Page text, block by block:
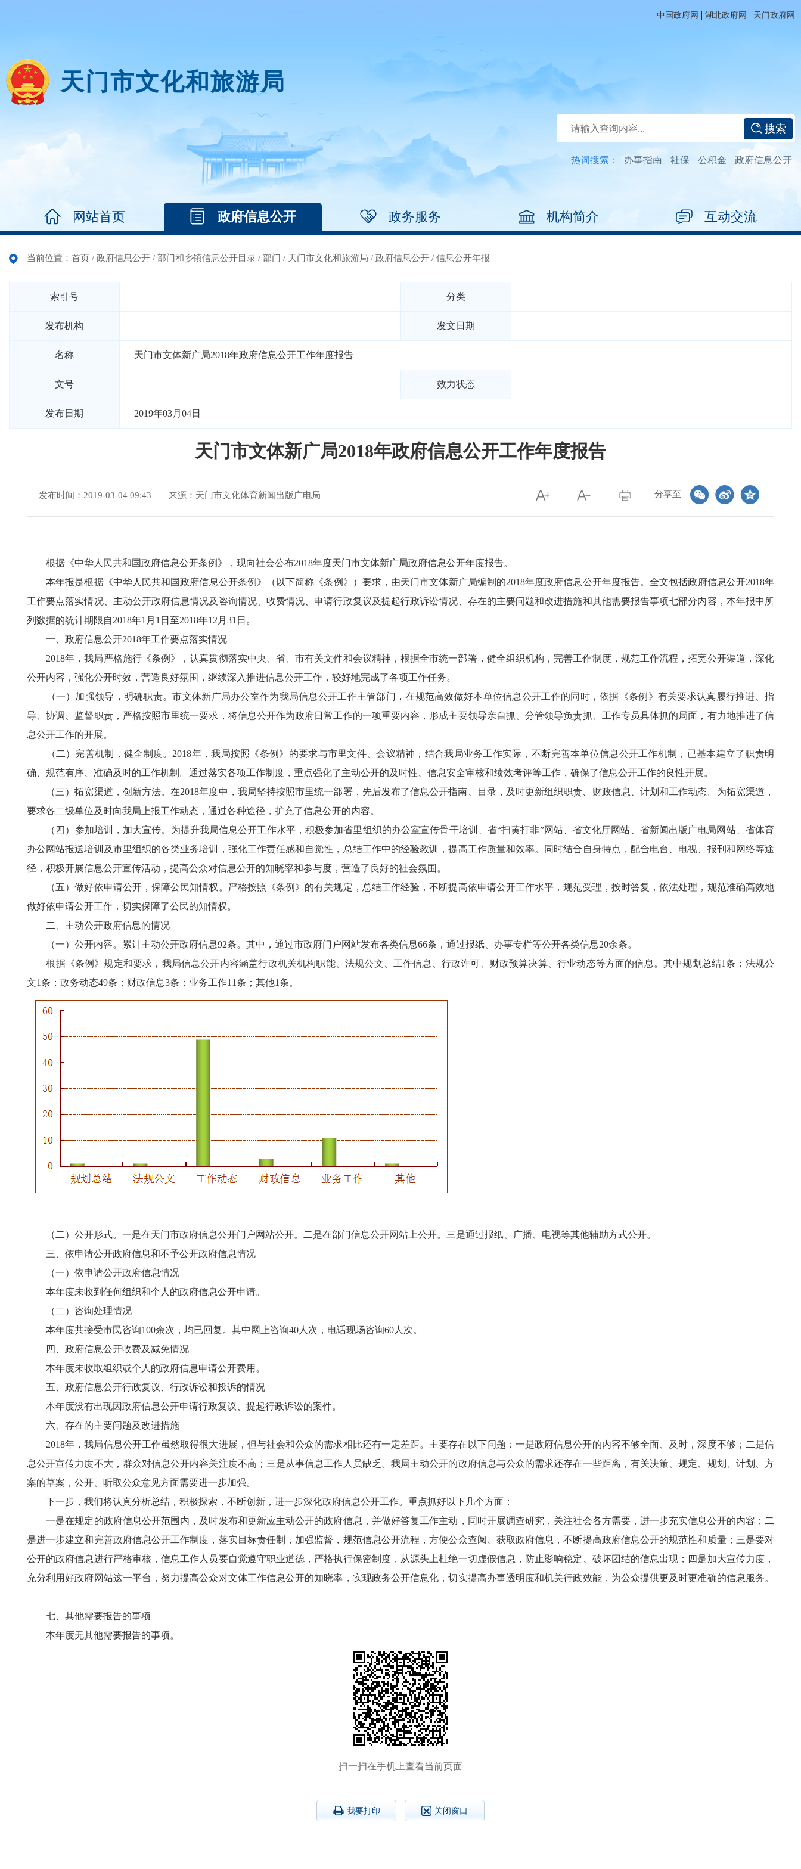
中国政府网 | 湖北政府网 | 天门政府网
天门市文化和旅游局
搜索
热词搜索： 办事指南 社保 公积金 政府信息公开
网站首页 政府信息公开 政务服务 机构简介 互动交流
当前位置： 首页 / 政府信息公开 / 部门和乡镇信息公开目录 / 部门 / 天门市文化和旅游局 / 政府信息公开 / 信息公开年报
索引号 分类
发布机构 发文日期
名称 天门市文体新广局2018年政府信息公开工作年度报告
文号 效力状态
发布日期 2019年03月04日
天门市文体新广局2018年政府信息公开工作年度报告
分享至
发布时间：2019-03-04 09:43 来源：天门市文化体育新闻出版广电局
根据《中华人民共和国政府信息公开条例》，现向社会公布2018年度天门市文体新广局政府信息公开年度报告。
本年报是根据《中华人民共和国政府信息公开条例》（以下简称《条例》）要求，由天门市文体新广局编制的2018年度政府信息公开年度报告。全文包括政府信息公开2018年
工作要点落实情况、主动公开政府信息情况及咨询情况、收费情况、申请行政复议及提起行政诉讼情况、存在的主要问题和改进措施和其他需要报告事项七部分内容，本年报中所
列数据的统计期限自2018年1月1日至2018年12月31日。
一、政府信息公开2018年工作要点落实情况
2018年，我局严格施行《条例》，认真贯彻落实中央、省、市有关文件和会议精神，根据全市统一部署，健全组织机构，完善工作制度，规范工作流程，拓宽公开渠道，深化
公开内容，强化公开时效，营造良好氛围，继续深入推进信息公开工作，较好地完成了各项工作任务。
（一）加强领导，明确职责。市文体新广局办公室作为我局信息公开工作主管部门，在规范高效做好本单位信息公开工作的同时，依据《条例》有关要求认真履行推进、指
导、协调、监督职责，严格按照市里统一要求，将信息公开作为政府日常工作的一项重要内容，形成主要领导亲自抓、分管领导负责抓、工作专员具体抓的局面，有力地推进了信
息公开工作的开展。
（二）完善机制，健全制度。2018年，我局按照《条例》的要求与市里文件、会议精神，结合我局业务工作实际，不断完善本单位信息公开工作机制，已基本建立了职责明
确、规范有序、准确及时的工作机制。通过落实各项工作制度，重点强化了主动公开的及时性、信息安全审核和绩效考评等工作，确保了信息公开工作的良性开展。
（三）拓宽渠道，创新方法。在2018年度中，我局坚持按照市里统一部署，先后发布了信息公开指南、目录，及时更新组织职责、财政信息、计划和工作动态。为拓宽渠道，
要求各二级单位及时向我局上报工作动态，通过各种途径，扩充了信息公开的内容。
（四）参加培训，加大宣传。为提升我局信息公开工作水平，积极参加省里组织的办公室宣传骨干培训、省“扫黄打非”网站、省文化厅网站、省新闻出版广电局网站、省体育
办公网站报送培训及市里组织的各类业务培训，强化工作责任感和自觉性，总结工作中的经验教训，提高工作质量和效率。同时结合自身特点，配合电台、电视、报刊和网络等途
径，积极开展信息公开宣传活动，提高公众对信息公开的知晓率和参与度，营造了良好的社会氛围。
（五）做好依申请公开，保障公民知情权。严格按照《条例》的有关规定，总结工作经验，不断提高依申请公开工作水平，规范受理，按时答复，依法处理，规范准确高效地
做好依申请公开工作，切实保障了公民的知情权。
二、主动公开政府信息的情况
（一）公开内容。累计主动公开政府信息92条。其中，通过市政府门户网站发布各类信息66条，通过报纸、办事专栏等公开各类信息20余条。
根据《条例》规定和要求，我局信息公开内容涵盖行政机关机构职能、法规公文、工作信息、行政许可、财政预算决算、行业动态等方面的信息。其中规划总结1条；法规公
文1条；政务动态49条；财政信息3条；业务工作11条；其他1条。
（二）公开形式。一是在天门市政府信息公开门户网站公开。二是在部门信息公开网站上公开。三是通过报纸、广播、电视等其他辅助方式公开。
三、依申请公开政府信息和不予公开政府信息情况
（一）依申请公开政府信息情况
本年度未收到任何组织和个人的政府信息公开申请。
（二）咨询处理情况
本年度共接受市民咨询100余次，均已回复。其中网上咨询40人次，电话现场咨询60人次。
四、政府信息公开收费及减免情况
本年度未收取组织或个人的政府信息申请公开费用。
五、政府信息公开行政复议、行政诉讼和投诉的情况
本年度没有出现因政府信息公开申请行政复议、提起行政诉讼的案件。
六、存在的主要问题及改进措施
2018年，我局信息公开工作虽然取得很大进展，但与社会和公众的需求相比还有一定差距。主要存在以下问题：一是政府信息公开的内容不够全面、及时，深度不够；二是信
息公开宣传力度不大，群众对信息公开内容关注度不高；三是从事信息工作人员缺乏。我局主动公开的政府信息与公众的需求还存在一些距离，有关决策、规定、规划、计划、方
案的草案，公开、听取公众意见方面需要进一步加强。
下一步，我们将认真分析总结，积极探索，不断创新，进一步深化政府信息公开工作。重点抓好以下几个方面：
一是在规定的政府信息公开范围内，及时发布和更新应主动公开的政府信息，并做好答复工作主动，同时开展调查研究，关注社会各方需要，进一步充实信息公开的内容；二
是进一步建立和完善政府信息公开工作制度，落实目标责任制，加强监督，规范信息公开流程，方便公众查阅、获取政府信息，不断提高政府信息公开的规范性和质量；三是要对
公开的政府信息进行严格审核，信息工作人员要自觉遵守职业道德，严格执行保密制度，从源头上杜绝一切虚假信息，防止影响稳定、破坏团结的信息出现；四是加大宣传力度，
充分利用好政府网站这一平台，努力提高公众对文体工作信息公开的知晓率，实现政务公开信息化，切实提高办事透明度和机关行政效能，为公众提供更及时更准确的信息服务。
七、其他需要报告的事项
本年度无其他需要报告的事项。
扫一扫在手机上查看当前页面
我要打印 关闭窗口